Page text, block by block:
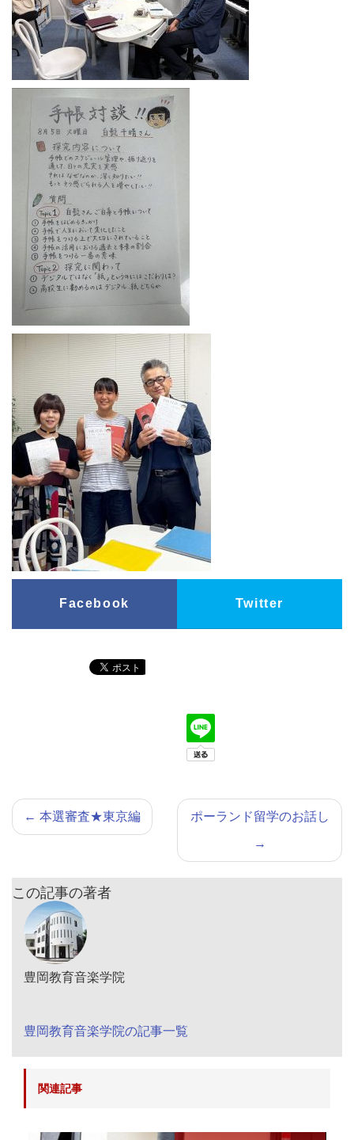
Facebook Twitter
← 本選審査★東京編
ポーランド留学のお話し
→
この記事の著者
豊岡教育音楽学院
豊岡教育音楽学院の記事一覧
関連記事